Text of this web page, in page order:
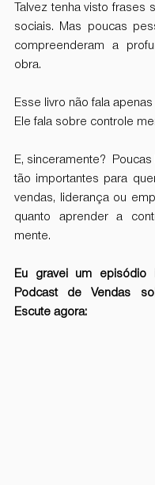
Talvez tenha visto frases
sociais. Mas poucas
compreenderam a
obra.
Esse livro não fala
Ele fala sobre controle
E, sinceramente?
tão importantes para
vendas, liderança ou
quanto aprender a
mente.
Eu gravei um episódio
Podcast de Vendas
Escute agora: